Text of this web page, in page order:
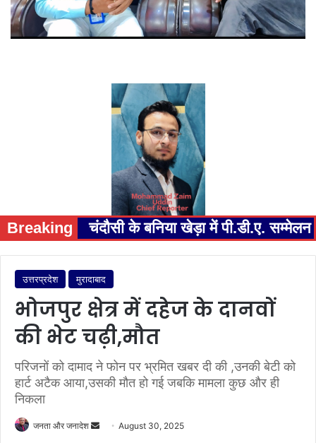
Breaking चंदौसी के बनिया खेड़ा में पी.डी.ए.
उत्तरप्रदेश मुरादाबाद
भोजपुर क्षेत्र में दहेज के दानवों
की भेट चढ़ी,मौत
परिजनों को दामाद ने फोन पर भ्रमित खबर दी की ,उनकी बेटी को
हार्ट अटैक आया,उसकी मौत हो गई जबकि मामला कुछ और ही
निकला
जनता और जनादेश August 30, 2025